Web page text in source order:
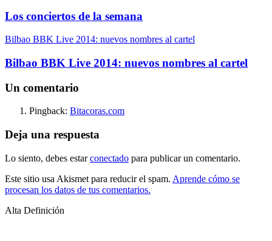
Los conciertos de la semana
Bilbao BBK Live 2014: nuevos nombres al cartel
Bilbao BBK Live 2014: nuevos nombres al cartel
Un comentario
Pingback: Bitacoras.com
Deja una respuesta
Lo siento, debes estarconectado para publicar un comentario.
Este sitio usa Akismet para reducir el spam. Aprende cómo se
procesan los datos de tus comentarios.
Alta Definición